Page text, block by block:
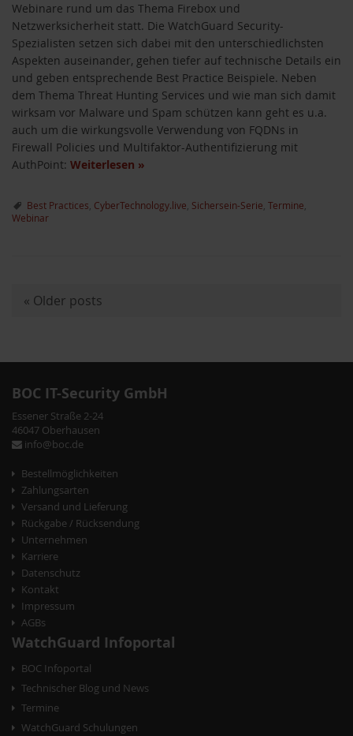
Webinare rund um das Thema Firebox und
Netzwerksicherheit statt. Die WatchGuard Security-
Spezialisten setzen sich dabei mit den unterschiedlichsten
Aspekten auseinander, gehen tiefer auf technische Details ein
und geben entsprechende Best Practice Beispiele. Neben
dem Thema Threat Hunting Services und wie man sich damit
wirksam vor Malware und Spam schützen kann geht es u.a.
auch um die wirkungsvolle Verwendung von FQDNs in
Firewall Policies und Multifaktor-Authentifizierung mit
AuthPoint: Weiterlesen »
Best Practices CyberTechnology.live Sichersein-Serie Termine
Webinar
s
t
N
a
i
g
a
t
i
o
n
« Older posts
BOC IT-Security GmbH
Essener Straße 2-24
46047 Oberhausen
info@boc.de
Bestellmöglichkeiten
Zahlungsarten
Versand und Lieferung
Rückgabe / Rücksendung
Unternehmen
Karriere
Datenschutz
Kontakt
Impressum
AGBs
WatchGuard Infoportal
BOC Infoportal
Technischer Blog und News
Termine
WatchGuard Schulungen